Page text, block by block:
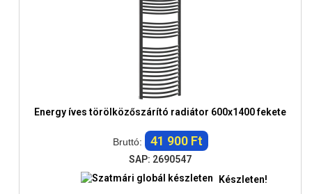
Energy íves törölközőszárító radiátor 600x1400 fekete
Bruttó: 41 900 Ft
SAP: 2690547
Készleten!